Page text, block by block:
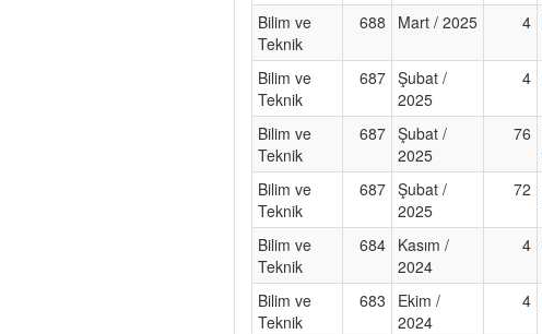
Bilim ve
Teknik
688 Mart / 2025 4
Bilim ve
Teknik
687 Şubat /
2025
4
Bilim ve
Teknik
687 Şubat /
2025
76
Bilim ve
Teknik
687 Şubat /
2025
72
Bilim ve
Teknik
684 Kasım /
2024
4
Bilim ve
Teknik
683
Ekim /
2024
4